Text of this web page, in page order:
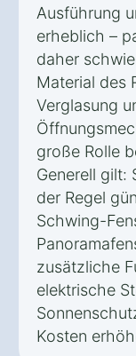
Ausführung
erheblich –
daher
Material des
Verglasung
große Rolle
Generell gilt:
der Regel
Schwing-
zusätzliche
elektrische
Kosten